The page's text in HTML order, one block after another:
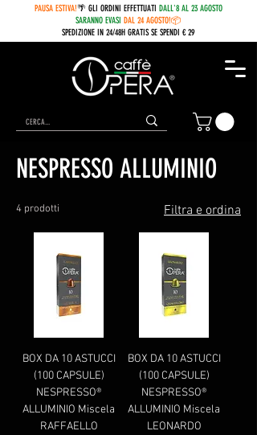
PAUSA ESTIVA!🌴 GLI ORDINI EFFETTUATI DALL'8 AL 23 AGOSTO
SARANNO EVASI DAL 24 AGOSTO!📦
SPEDIZIONE IN 24/48H GRATIS SE SPENDI € 29
Home NESPRESSO ALLUMINIO
NESPRESSO ALLUMINIO
4 prodotti Filtra e ordina
BOX DA 10 ASTUCCI
(100 CAPSULE)
NESPRESSO®
ALLUMINIO Miscela
RAFFAELLO
BOX DA 10 ASTUCCI
(100 CAPSULE)
NESPRESSO®
ALLUMINIO Miscela
LEONARDO